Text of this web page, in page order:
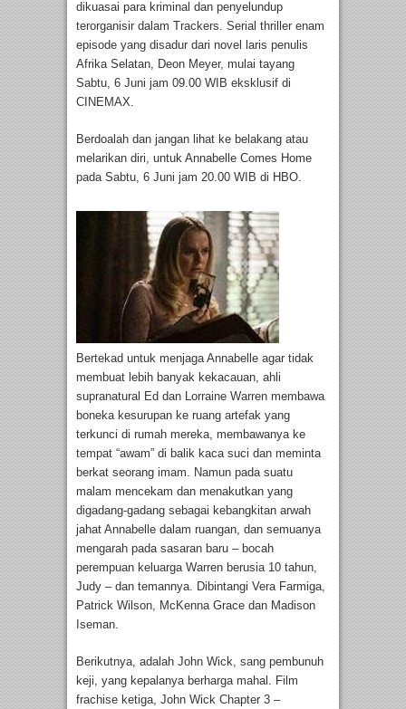
dikuasai para kriminal dan penyelundup
terorganisir dalam Trackers. Serial thriller enam
episode yang disadur dari novel laris penulis
Afrika Selatan, Deon Meyer, mulai tayang
Sabtu, 6 Juni jam 09.00 WIB eksklusif di
CINEMAX.
Berdoalah dan jangan lihat ke belakang atau
melarikan diri, untuk Annabelle Comes Home
pada Sabtu, 6 Juni jam 20.00 WIB di HBO.
Bertekad untuk menjaga Annabelle agar tidak
membuat lebih banyak kekacauan, ahli
supranatural Ed dan Lorraine Warren membawa
boneka kesurupan ke ruang artefak yang
terkunci di rumah mereka, membawanya ke
tempat “awam” di balik kaca suci dan meminta
berkat seorang imam. Namun pada suatu
malam mencekam dan menakutkan yang
digadang-gadang sebagai kebangkitan arwah
jahat Annabelle dalam ruangan, dan semuanya
mengarah pada sasaran baru – bocah
perempuan keluarga Warren berusia 10 tahun,
Judy – dan temannya. Dibintangi Vera Farmiga,
Patrick Wilson, McKenna Grace dan Madison
Iseman.
Berikutnya, adalah John Wick, sang pembunuh
keji, yang kepalanya berharga mahal. Film
frachise ketiga, John Wick Chapter 3 –